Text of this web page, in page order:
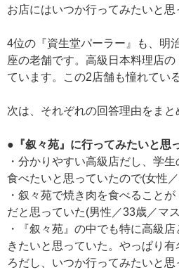
お店にはいつか行ってみたいと思
4位の『資生堂パーラー』も、明
座の老舗です。高級日本料理店
ています。この2店舗も憧れてい
次は、それぞれの回答理由をまと
●『叙々苑』に行ってみたいと思
・分かりやすい高級店だし、学
食べたいと思っていたので(女性
・叙々苑で焼き肉を食べること
だと思っていた(男性／33歳／マ
・『叙々苑』の中でも特に高級
きたいと思っていた。やっぱり
ろだし、いつか行ってみたいと